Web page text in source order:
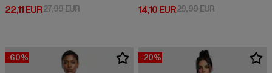
22,11 EUR
Derzeitiger Preis: 22,11 EUR
27,99 EURAktionspreis: 27,99 EUR
14,10 EUR
Derzeitiger Preis: 14,10 EUR
29,99 EURAktionspreis:
-60% -20%